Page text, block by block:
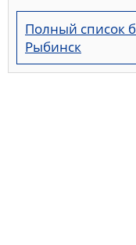
Полный список
Рыбинск